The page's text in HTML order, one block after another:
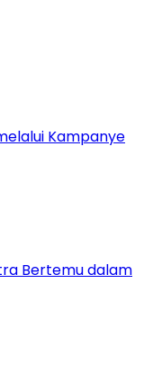
Kampanye
Bertemu dalam